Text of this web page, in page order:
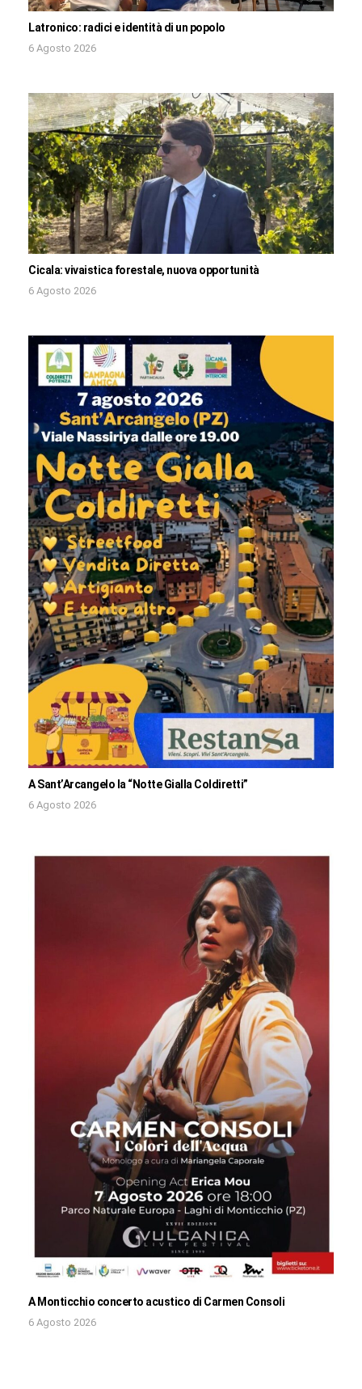
Latronico: radici e identità di un popolo
6 Agosto 2026
Cicala: vivaistica forestale, nuova opportunità
6 Agosto 2026
A Sant’Arcangelo la “Notte Gialla Coldiretti”
6 Agosto 2026
A Monticchio concerto acustico di Carmen Consoli
6 Agosto 2026